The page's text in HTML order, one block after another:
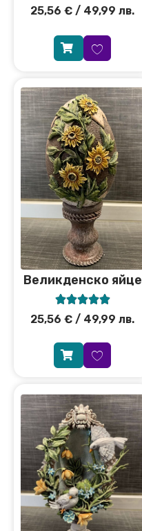
25,56 € / 49,99 лв.
Великденско яйце

25,56 € / 49,99 лв.